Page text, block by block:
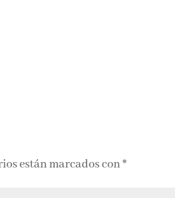
están marcados con*